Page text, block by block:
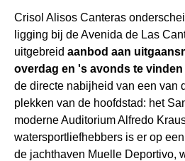
Crisol Alisos Canteras
ligging bij de Avenida de Las
uitgebreid aanbod aan
overdag en 's avonds te vinden
de directe nabijheid van een van
plekken van de hoofdstad: het
moderne Auditorium Alfredo
watersportliefhebbers is er op
de jachthaven Muelle Deportivo,